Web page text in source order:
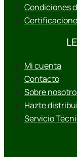
Condiciones
Mi cuenta
Contacto
Sobre
Hazte
Servicio